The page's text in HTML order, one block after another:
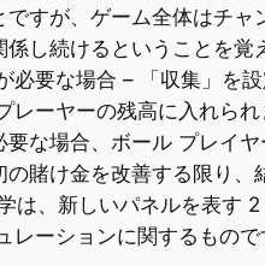
すが、ゲーム全体はチャ
し続けるということを覚
必要な場合 – 「収集」を
レーヤーの残高に入れら
な場合、ボール プレイヤ
賭け金を改善する限り、
は、新しいパネルを表す
ーションに関するもので